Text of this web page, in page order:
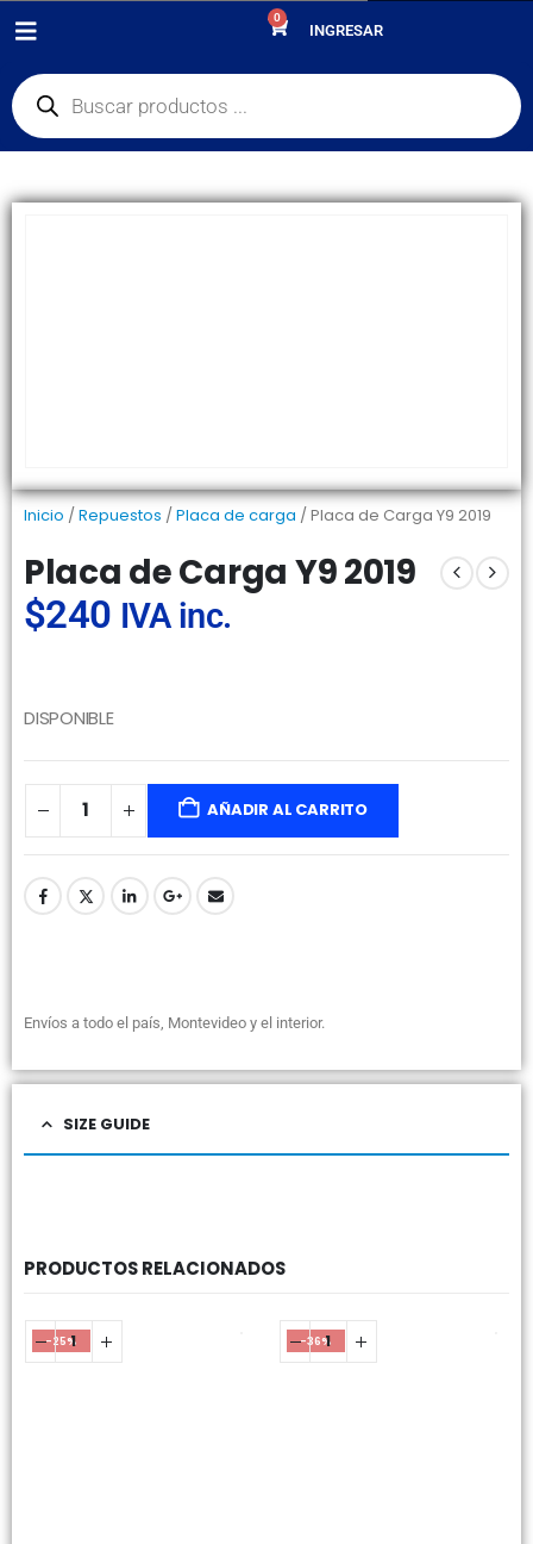
0
INGRESAR
PLACA DE CARGA
Inicio /Repuestos /Placa de carga / Placa de Carga Y9 2019
Placa de Carga Y9 2019
$240 IVA inc.
DISPONIBLE
AÑADIR AL CARRITO
Envíos a todo el país, Montevideo y el interior.
SIZE GUIDE
PRODUCTOS RELACIONADOS
-25% -36%